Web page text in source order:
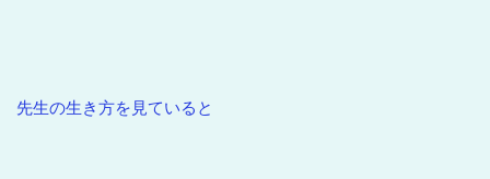
先生の生き方を見ていると